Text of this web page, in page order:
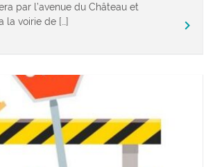
par l’avenue du Château et
la voirie de […]
keyboard_arrow_right